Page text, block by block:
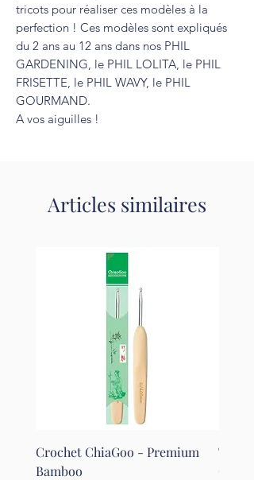
tricots pour réaliser ces modèles à la
perfection ! Ces modèles sont expliqués
du 2 ans au 12 ans dans nos PHIL
GARDENING, le PHIL LOLITA, le PHIL
FRISETTE, le PHIL WAVY, le PHIL
GOURMAND.
A vos aiguilles !
Articles similaires
Crochet ChiaGoo - Premium
Bamboo
Tapis
Clover